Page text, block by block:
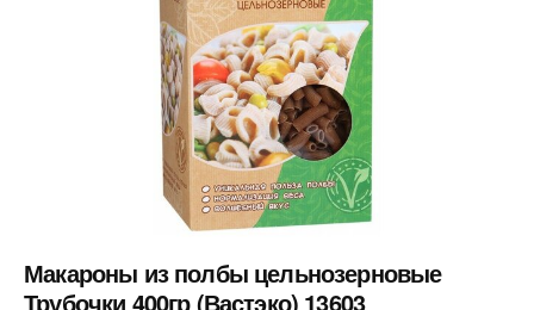
Макароны из полбы цельнозерновые
Трубочки 400гр (Вастэко) 13603